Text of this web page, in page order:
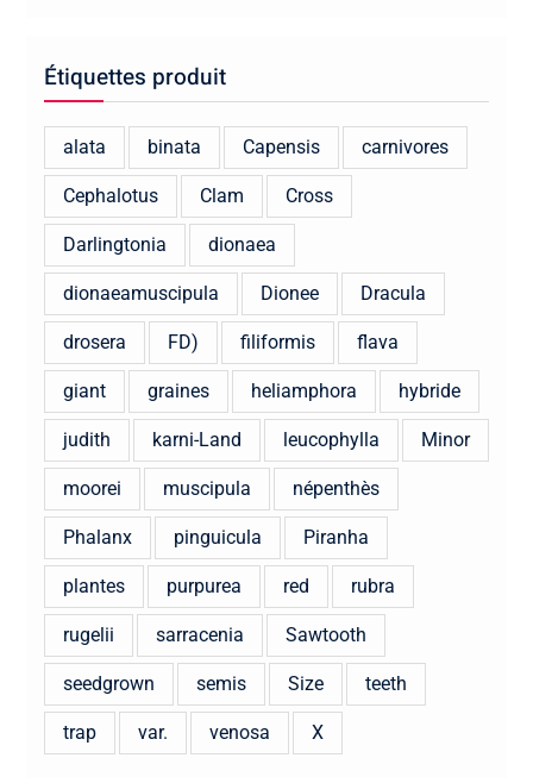
Étiquettes produit
alata binata Capensis carnivores
Cephalotus Clam Cross
Darlingtonia dionaea
dionaeamuscipula Dionee Dracula
drosera FD) filiformis flava
giant graines heliamphora hybride
judith karni-Land leucophylla Minor
moorei muscipula népenthès
Phalanx pinguicula Piranha
plantes purpurea red rubra
rugelii sarracenia Sawtooth
seedgrown semis Size teeth
trap var. venosa X